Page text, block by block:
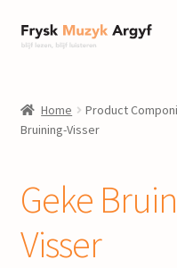
Ga
door
navigatie
Ga
naar
inhoud
informatie
Componisten
Home Product
Bruining-Visser
Geke
Visser